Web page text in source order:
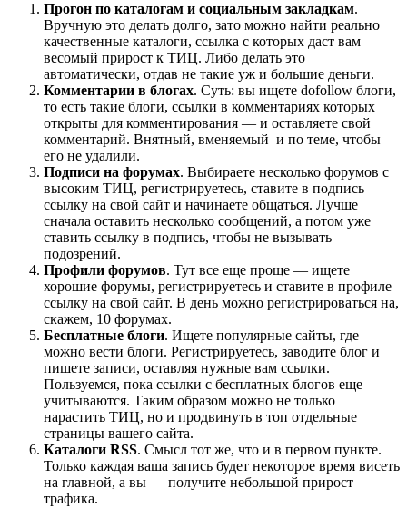
Прогон по каталогам и социальным закладкам.
Вручную это делать долго, зато можно найти реально
качественные каталоги, ссылка с которых даст вам
весомый прирост к ТИЦ. Либо делать это
автоматически, отдав не такие уж и большие деньги.
Комментарии в блогах. Суть: вы ищете dofollow блоги,
то есть такие блоги, ссылки в комментариях которых
открыты для комментирования — и оставляете свой
комментарий. Внятный, вменяемый и по теме, чтобы
его не удалили.
Подписи на форумах. Выбираете несколько форумов с
высоким ТИЦ, регистрируетесь, ставите в подпись
ссылку на свой сайт и начинаете общаться. Лучше
сначала оставить несколько сообщений, а потом уже
ставить ссылку в подпись, чтобы не вызывать
подозрений.
Профили форумов. Тут все еще проще — ищете
хорошие форумы, регистрируетесь и ставите в профиле
ссылку на свой сайт. В день можно регистрироваться на,
скажем, 10 форумах.
Бесплатные блоги. Ищете популярные сайты, где
можно вести блоги. Регистрируетесь, заводите блог и
пишете записи, оставляя нужные вам ссылки.
Пользуемся, пока ссылки с бесплатных блогов еще
учитываются. Таким образом можно не только
нарастить ТИЦ, но и продвинуть в топ отдельные
страницы вашего сайта.
Каталоги RSS. Смысл тот же, что и в первом пункте.
Только каждая ваша запись будет некоторое время висеть
на главной, а вы — получите небольшой прирост
трафика.